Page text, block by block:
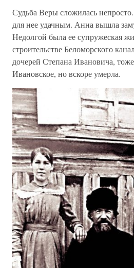
Судьба Веры сложилась
для нее удачным. Анна вышла
Недолгой была ее супружеская
строительстве Беломорского
дочерей Степана Ивановича,
Ивановское, но вскоре умерла.